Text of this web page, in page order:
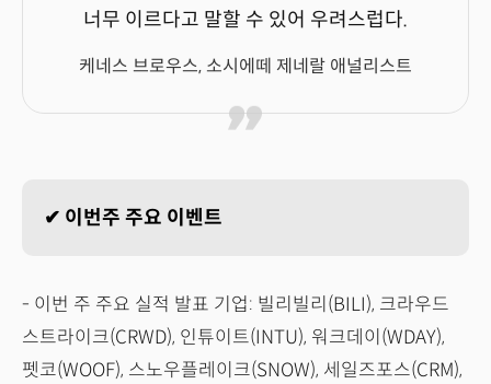
너무 이르다고 말할 수 있어 우려스럽다.
케네스 브로우스, 소시에떼 제네랄 애널리스트
✔ 이번주 주요 이벤트
- 이번 주 주요 실적 발표 기업: 빌리빌리(BILI), 크라우드
스트라이크(CRWD), 인튜이트(INTU), 워크데이(WDAY),
펫코(WOOF), 스노우플레이크(SNOW), 세일즈포스(CRM),